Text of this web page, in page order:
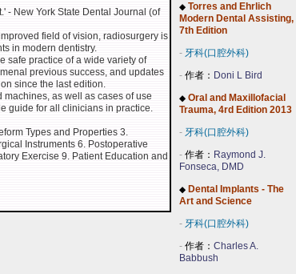
- New York State Dental Journal (of
field of vision, radiosurgery is
in modern dentistry.
safe practice of a wide variety of
previous success, and updates
since the last edition.
as well as cases of use
guide for all clinicians in practice.
Types and Properties 3.
Instruments 6. Postoperative
Exercise 9. Patient Education and
◆ Torres and Ehrlich
Modern Dental Assisting,
7th Edition
- 牙科(口腔外科)
- 作者： Doni L Bird
◆ Oral and Maxillofacial
Trauma, 4rd Edition 2013
- 牙科(口腔外科)
- 作者： Raymond J.
Fonseca, DMD
◆ Dental Implants - The
Art and Science
- 牙科(口腔外科)
- 作者： Charles A.
Babbush